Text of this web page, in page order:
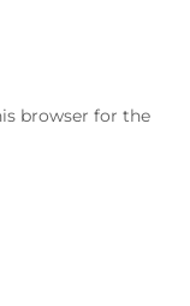
browser for the